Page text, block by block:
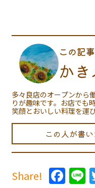
この記
か
多々良店のオープンから
りが趣味です。お店でも
笑顔とおいしい料理を運
この人が書
Share!